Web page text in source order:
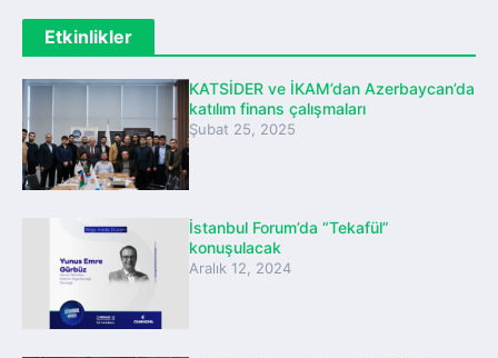
Etkinlikler
KATSİDER ve İKAM’dan Azerbaycan’da
katılım finans çalışmaları
Şubat 25, 2025
İstanbul Forum’da “Tekafül”
konuşulacak
Aralık 12, 2024